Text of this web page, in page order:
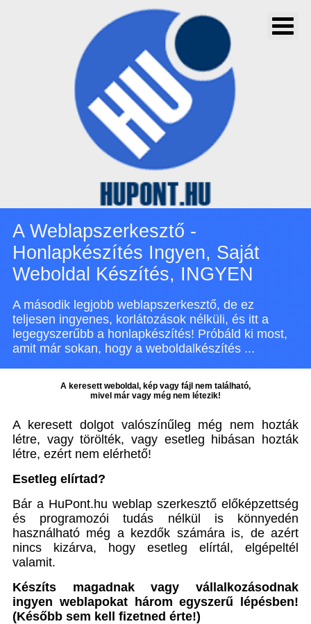
A Weblapszerkesztő -
Honlapkészítés Ingyen, Saját
Weboldal Készítés, INGYEN
A második legjobb weblapszerkesztő, de ez
teljesen ingyenes, korlátozások nélküli, és itt a
legegyszerűbb a honlapkészítés! Próbáld ki most,
amit már sokan, hogy a weboldalkészítés ...
A keresett weboldal, kép vagy fájl nem található,
mivel már vagy még nem létezik!
A keresett dolgot valószínűleg még nem hozták
létre, vagy törölték, vagy esetleg hibásan hozták
létre, ezért nem elérhető!
Esetleg elírtad?
Bár a HuPont.hu weblap szerkesztő előképzettség
és programozói tudás nélkül is könnyedén
használható még a kezdők számára is, de azért
nincs kizárva, hogy esetleg elírtál, elgépeltél
valamit.
Készíts magadnak vagy vállalkozásodnak
ingyen weblapokat három egyszerű lépésben!
(Később sem kell fizetned érte!)